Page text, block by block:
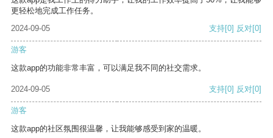
更轻松地完成工作任务。
2024-09-05
支持[0] 反对[0]
游客
这款app的功能非常丰富，可以满足我不同的社交需求。
2024-09-05 支持[0] 反对[0]
游客
这款app的社区氛围很温馨，让我能够感受到家的温暖。